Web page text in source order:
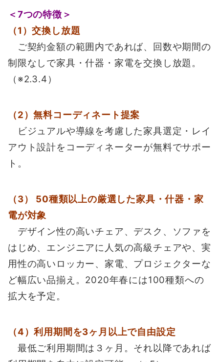
＜7つの特徴＞
（1）交換し放題
ご契約金額の範囲内であれば、回数や期間の
制限なしで家具・什器・家電を交換し放題。
（※2.3.4）
（2）無料コーディネート提案
ビジュアルや導線を考慮した家具選定・レイ
アウト設計をコーディネーターが無料でサポー
ト。
（3） 50種類以上の厳選した家具・什器・家
電が対象
デザイン性の高いチェア、デスク、ソファを
はじめ、エンジニアに人気の高級チェアや、実
用性の高いロッカー、家電、プロジェクターな
ど幅広い品揃え。2020年春には100種類への
拡大を予定。
（4）利用期間を3ヶ月以上で自由設定
最低ご利用期間は３ヶ月。それ以降であれば